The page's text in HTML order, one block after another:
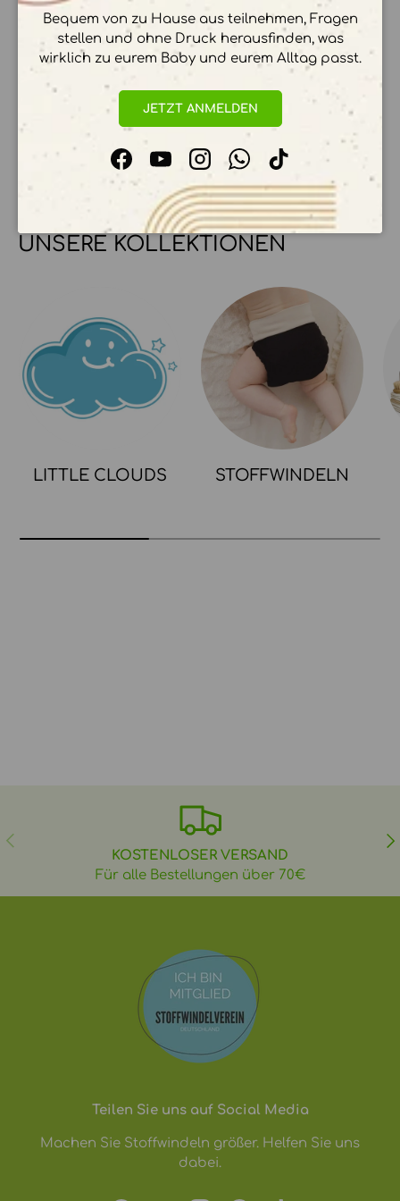
Ihre Zahlungsinformationen werden sicher
verarbeitet. Wir speichern keine
Kreditkartendetails.
UNSERE KOLLEKTIONEN
LITTLE CLOUDS STOFFWINDELN
Bequem von zu Hause aus teilnehmen, Fragen
stellen und ohne Druck herausfinden, was
wirklich zu eurem Baby und eurem Alltag passt.
JETZT ANMELDEN
FacebookYouTubeInstagramWhatsApp
TikTok
VORHERIGE
KOSTENLOSER VERSAND
Für alle Bestellungen über 70€
Teilen Sie uns auf Social Media
Machen Sie Stoffwindeln größer. Helfen Sie uns
dabei.